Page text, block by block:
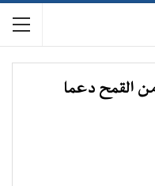
تتسلم 30 طنا من القمح دعما